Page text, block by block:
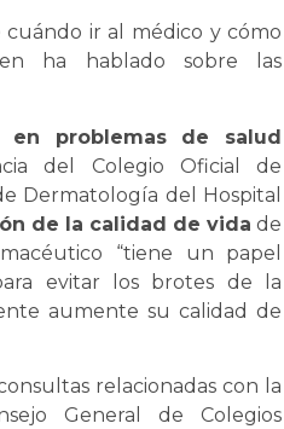
cuándo ir al médico y cómo
ha hablado sobre las
en problemas de salud
del Colegio Oficial de
Dermatología del Hospital
de la calidad de vida de
“tiene un papel
evitar los brotes de la
aumente su calidad de
relacionadas con la
General de Colegios